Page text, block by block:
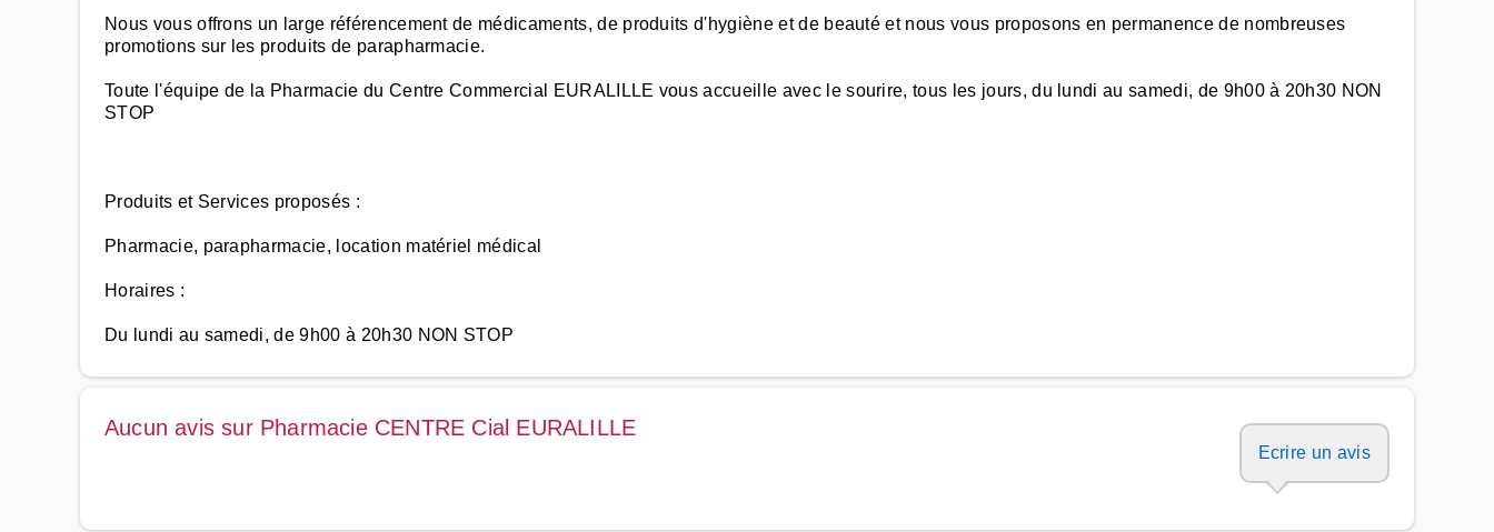
Nous vous offrons un large référencement de médicaments, de produits d'hygiène et de beauté et nous vous proposons en permanence de nombreuses
promotions sur les produits de parapharmacie.
Toute l'équipe de la Pharmacie du Centre Commercial EURALILLE vous accueille avec le sourire, tous les jours, du lundi au samedi, de 9h00 à 20h30 NON
STOP
Produits et Services proposés :
Pharmacie, parapharmacie, location matériel médical
Horaires :
Du lundi au samedi, de 9h00 à 20h30 NON STOP
Aucun avis sur Pharmacie CENTRE Cial EURALILLE
Ecrire un avis